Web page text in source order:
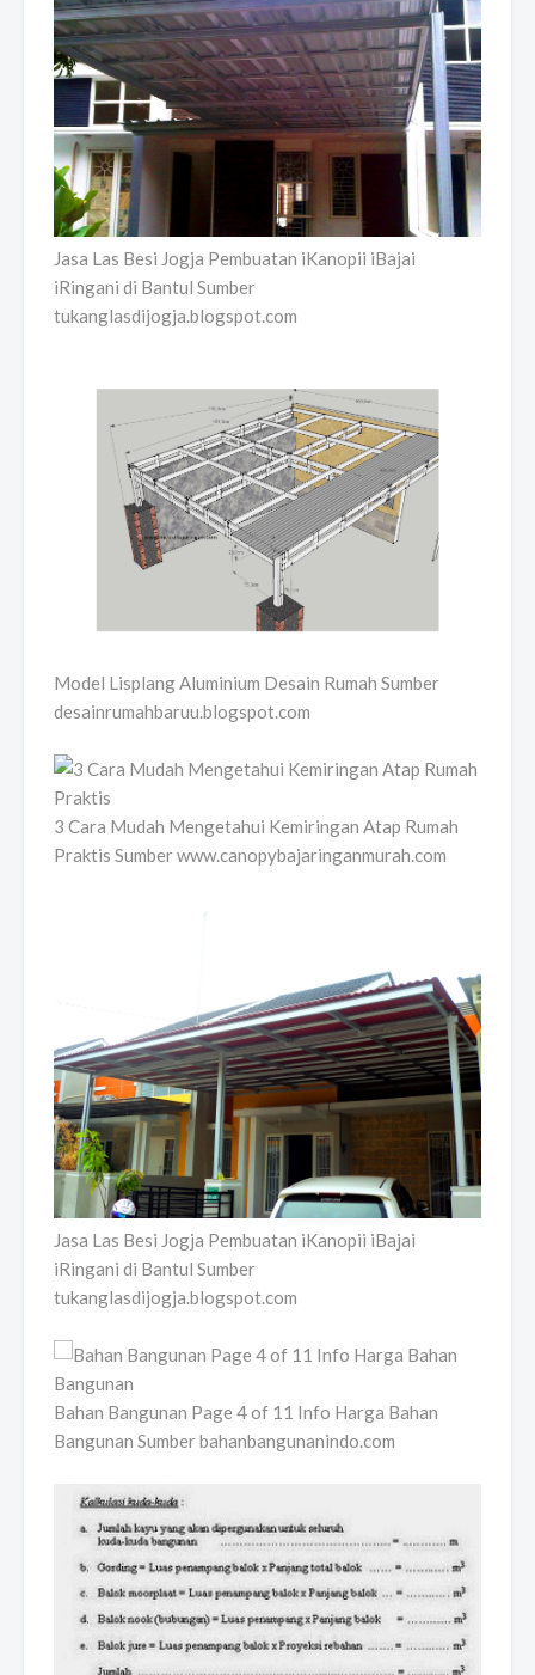
Jasa Las Besi Jogja Pembuatan iKanopii iBajai
iRingani di Bantul Sumber
tukanglasdijogja.blogspot.com
Model Lisplang Aluminium Desain Rumah Sumber
desainrumahbaruu.blogspot.com
3 Cara Mudah Mengetahui Kemiringan Atap Rumah
Praktis Sumber www.canopybajaringanmurah.com
Jasa Las Besi Jogja Pembuatan iKanopii iBajai
iRingani di Bantul Sumber
tukanglasdijogja.blogspot.com
Bahan Bangunan Page 4 of 11 Info Harga Bahan
Bangunan Sumber bahanbangunanindo.com